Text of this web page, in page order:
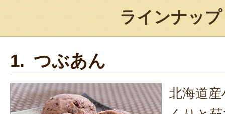
ラインナップ
1. つぶあん
北海道